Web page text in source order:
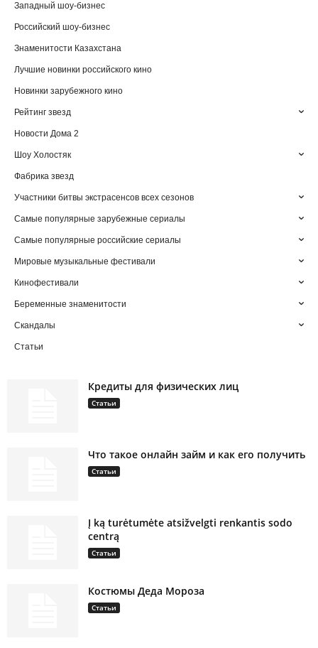
Западный шоу-бизнес
Российский шоу-бизнес
Знаменитости Казахстана
Лучшие новинки российского кино
Новинки зарубежного кино
Рейтинг звезд
Новости Дома 2
Шоу Холостяк
Фабрика звезд
Участники битвы экстрасенсов всех сезонов
Самые популярные зарубежные сериалы
Самые популярные российские сериалы
Мировые музыкальные фестивали
Кинофестивали
Беременные знаменитости
Скандалы
Статьи
Кредиты для физических лиц
Статьи
Что такое онлайн займ и как его получить
Статьи
Į ką turėtumėte atsižvelgti renkantis sodo
centrą
Статьи
Костюмы Деда Мороза
Статьи